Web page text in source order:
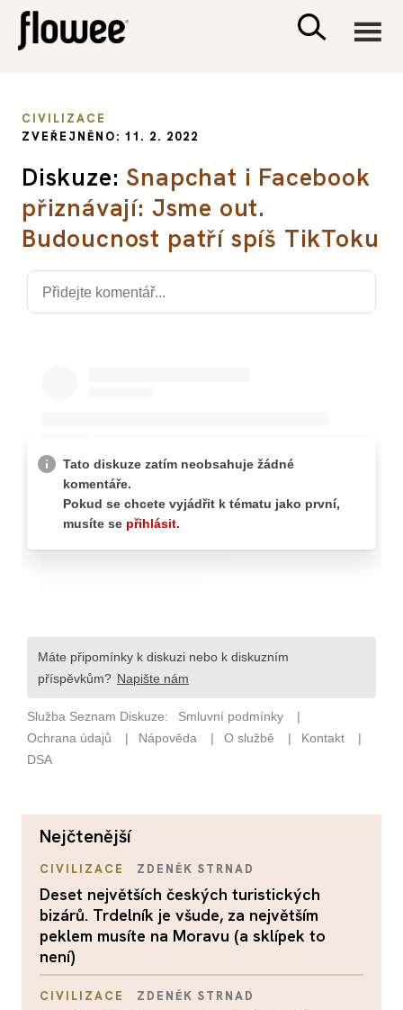
PSYCHOLOGIE
SEX A VZTAHY
CIVILIZACE
ZVEŘEJNĚNO: 11. 2. 2022
Diskuze: Snapchat i Facebook
přiznávají: Jsme out.
Budoucnost patří spíš TikToku
nejčtenější
CIVILIZACE ZDENĚK STRNAD
Deset největších českých turistických
bizárů. Trdelník je všude, za největším
peklem musíte na Moravu (a sklípek to
není)
CIVILIZACE ZDENĚK STRNAD